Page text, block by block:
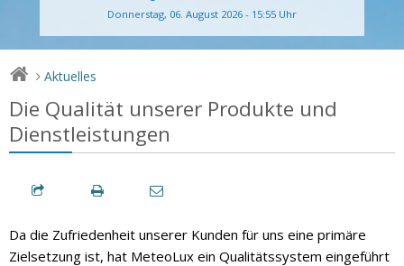
Donnerstag, 06. August 2026 - 15:55 Uhr
> Aktuelles
Die Qualität unserer Produkte und
Dienstleistungen
Da die Zufriedenheit unserer Kunden für uns eine primäre
Zielsetzung ist, hat MeteoLux ein Qualitätssystem eingeführt